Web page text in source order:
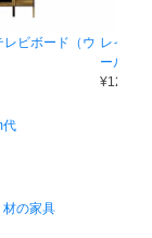
レビボード（ウ レイリ
ールナ
¥
代
材の家具